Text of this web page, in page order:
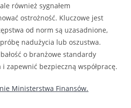
również sygnałem
ostrożność. Kluczowe jest
od norm są uzasadnione,
nadużycia lub oszustwa.
o branżowe standardy
zapewnić bezpieczną współpracę.
Ministerstwa Finansów.